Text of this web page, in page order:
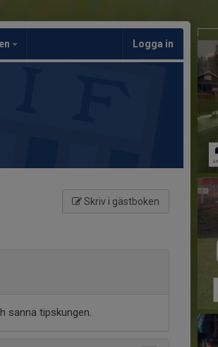
Logga in
Skriv i gästboken
sanna tipskungen.